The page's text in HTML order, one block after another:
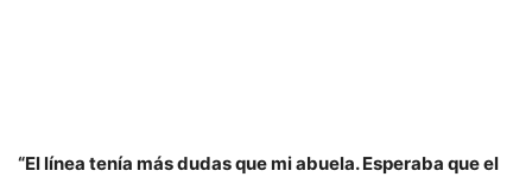
“El línea tenía más dudas que mi abuela. Esperaba que el